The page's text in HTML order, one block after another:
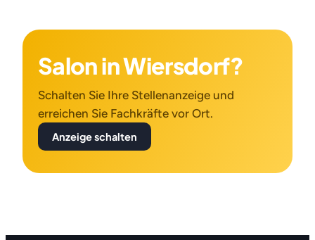
Salon in Wiersdorf?
Schalten Sie Ihre Stellenanzeige und
erreichen Sie Fachkräfte vor Ort.
Anzeige schalten